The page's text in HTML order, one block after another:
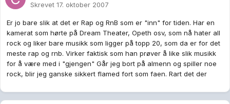
Skrevet 17. oktober 2007
Er jo bare slik at det er Rap og RnB som er "inn" for tiden. Har en
kamerat som hørte på Dream Theater, Opeth osv, som nå hater all
rock og liker bare musikk som ligger på topp 20, som da er for det
meste rap og rnb. Virker faktisk som han prøver å like slik musikk
for å være med i "gjengen" Går jeg bort på almenn og spiller noe
rock, blir jeg ganske sikkert flamed fort som faen. Rart det der